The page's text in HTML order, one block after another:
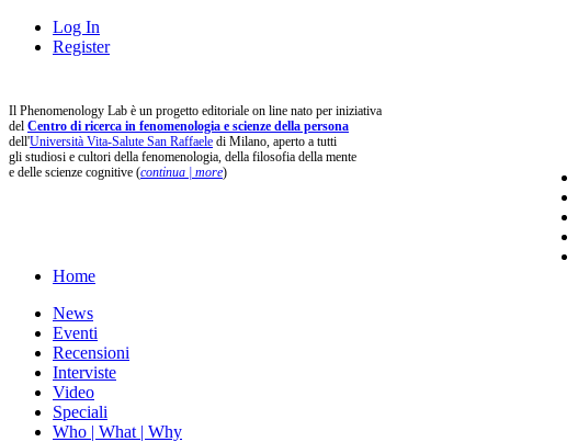
Log In
Register
Il Phenomenology Lab è un progetto editoriale on line nato per iniziativa
del Centro di ricerca in fenomenologia e scienze della persona
dell'Università Vita-Salute San Raffaele di Milano, aperto a tutti
gli studiosi e cultori della fenomenologia, della filosofia della mente
e delle scienze cognitive (continua | more)
Home
News
Eventi
Recensioni
Interviste
Video
Speciali
Who | What | Why